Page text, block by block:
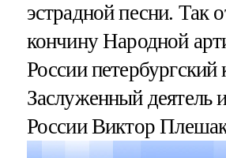
эстрадной песни. Так
кончину Народной
России петербургский
Заслуженный деятель
России Виктор